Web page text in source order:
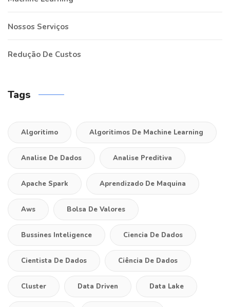
Nossos Serviços
Redução De Custos
Tags
Algoritimo Algoritimos De Machine Learning
Analise De Dados Analise Preditiva
Apache Spark Aprendizado De Maquina
Aws Bolsa De Valores
Bussines Inteligence Ciencia De Dados
Cientista De Dados Ciência De Dados
Cluster Data Driven Data Lake